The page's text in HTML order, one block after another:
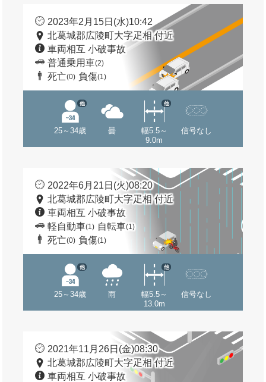
2023年2月15日(水)10:42
北葛城郡広陵町大字疋相 付近
車両相互 小破事故
普通乗用車(2)
死亡(0) 負傷(1)
25～34歳
他
曇
幅5.5～
9.0m
他
信号なし
2022年6月21日(火)08:20
北葛城郡広陵町大字疋相 付近
車両相互 小破事故
軽自動車(1) 自転車(1)
死亡(0) 負傷(1)
25～34歳
他
雨
幅5.5～
13.0m
他
信号なし
2021年11月26日(金)08:30
北葛城郡広陵町大字疋相 付近
車両相互 小破事故